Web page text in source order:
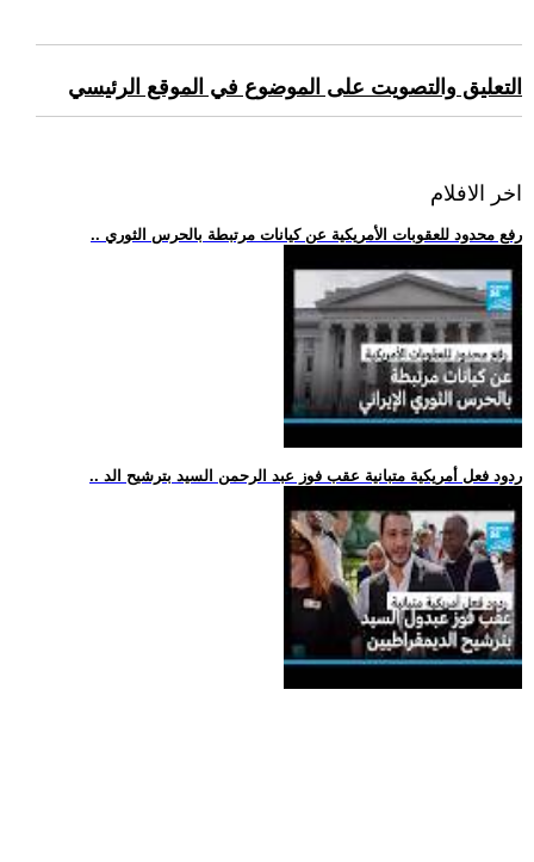
التعليق والتصويت على الموضوع في الموقع الرئيسي
اخر الافلام
.. رفع محدود للعقوبات الأمريكية عن كيانات مرتبطة بالحرس الثوري
.. ردود فعل أمريكية متبانية عقب فوز عبد الرحمن السيد بترشيح الد